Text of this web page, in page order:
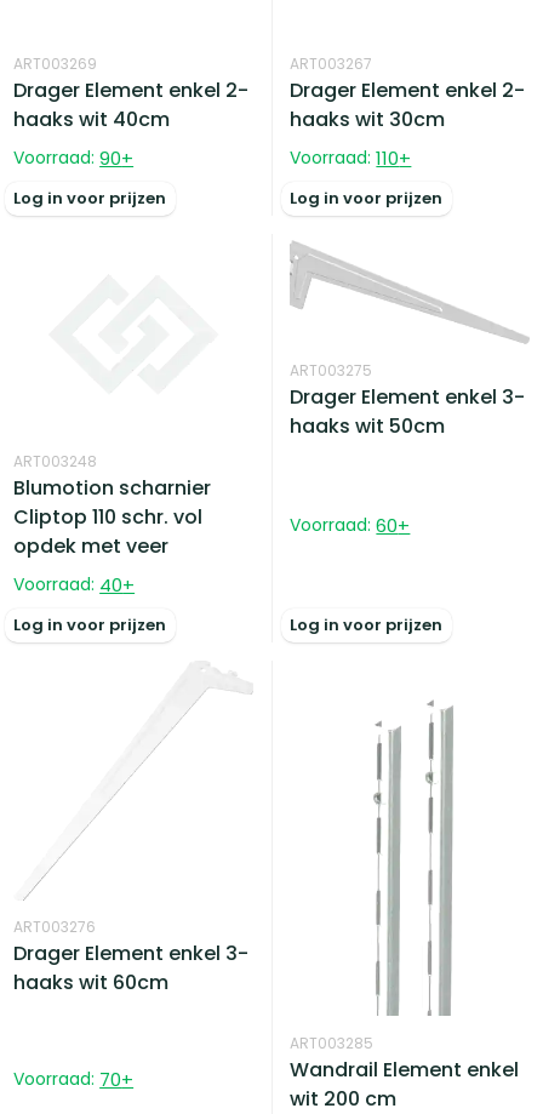
ART003269
Drager Element enkel 2-
haaks wit 40cm
Voorraad: 90+
Log in voor prijzen
ART003267
Drager Element enkel 2-
haaks wit 30cm
Voorraad: 110+
Log in voor prijzen
ART003248
Blumotion scharnier
Cliptop 110 schr. vol
opdek met veer
Voorraad: 40+
Log in voor prijzen
ART003275
Drager Element enkel 3-
haaks wit 50cm
Voorraad: 60+
Log in voor prijzen
ART003276
Drager Element enkel 3-
haaks wit 60cm
Voorraad: 70+
ART003285
Wandrail Element enkel
wit 200 cm